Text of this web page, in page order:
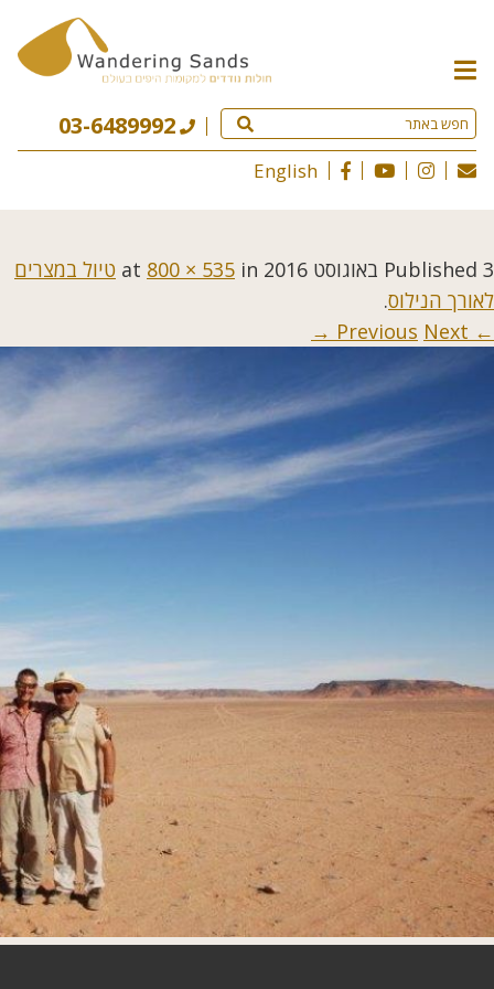
תפריט
האתר
03-6489992
English
Published 3 באוגוסט 2016 800 × 535 in
טיול במצרים
לאורך הנילוס.
← Previous
Next →